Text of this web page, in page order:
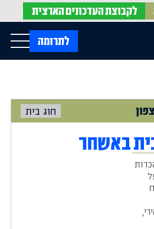
לקבוצתהעדכונים הארצית
לתרומה Menu
צפון חוג בית
באשחר